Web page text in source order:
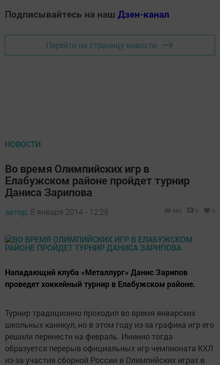
Подписывайтесь на наш Дзен-канал
Перейти на страницу новости
НОВОСТИ
Во время Олимпийских игр в
Елабужском районе пройдет турнир
Даниса Зарипова
автор, 8 января 2014 - 12:29 680 0 0
Нападающий клуба «Металлург» Данис Зарипов
проведет хоккейный турнир в Елабужском районе.
Турнир традиционно проходил во время январских
школьных каникул, но в этом году из-за графика игр его
решили перенести на февраль. Именно тогда
образуется перерыв официальных игр чемпионата КХЛ
из-за участия сборной России в Олимпийских играх в